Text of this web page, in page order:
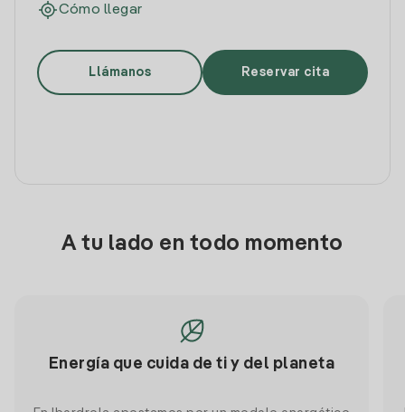
Cómo llegar
Llámanos Reservar cita
A tu lado en todo momento
Energía que cuida de ti y del planeta